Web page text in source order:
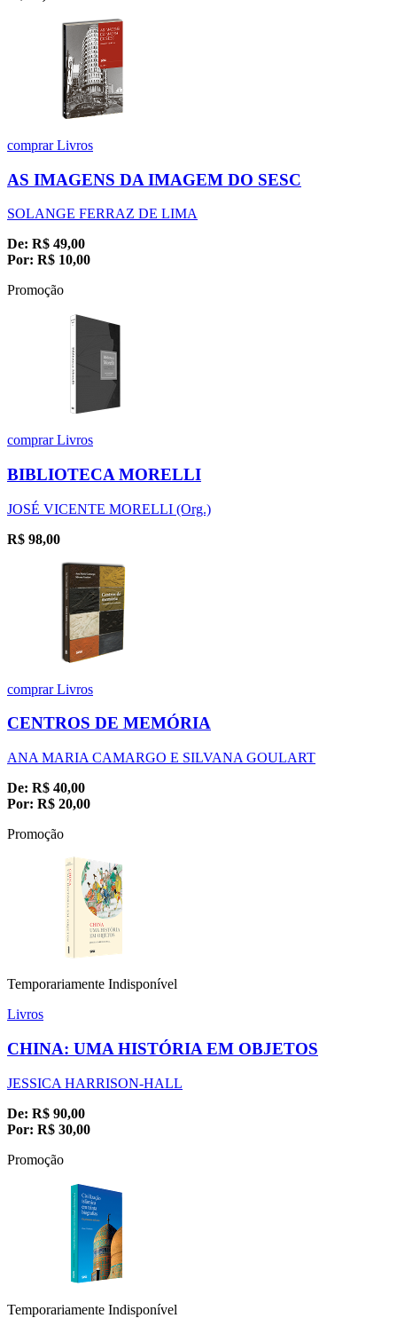
comprarLivros
AS IMAGENS DA IMAGEM DO SESC
SOLANGE FERRAZ DE LIMA
De: R$ 49,00
Por: R$ 10,00
Promoção
comprarLivros
BIBLIOTECA MORELLI
JOSÉ VICENTE MORELLI (Org.)
R$ 98,00
comprarLivros
CENTROS DE MEMÓRIA
ANA MARIA CAMARGO E SILVANA GOULART
De: R$ 40,00
Por: R$ 20,00
Promoção
Temporariamente Indisponível
Livros
CHINA: UMA HISTÓRIA EM OBJETOS
JESSICA HARRISON-HALL
De: R$ 90,00
Por: R$ 30,00
Promoção
Temporariamente Indisponível